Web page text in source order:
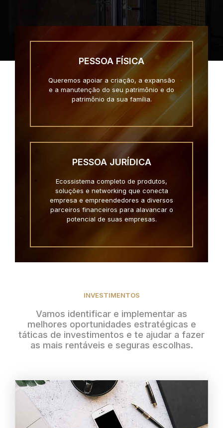
PESSOA FÍSICA
Queremos apoiar a criação, a expansão
e a manutenção do seu patrimônio e do
patrimônio da sua família.
PESSOA JURÍDICA
Ecossistema completo de produtos,
soluções e networking que conecta
empresa e empreendedores a diversos
parceiros financeiros para alavancar o
potencial de suas empresas.
INVESTIMENTOS
Vamos identificar e implementar as
melhores oportunidades estratégicas e
táticas de investimentos e te ajudar a fazer
as mais rentáveis e seguras escolhas.